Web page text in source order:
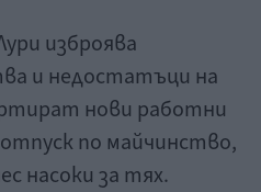
изброява
и недостатъци на
нови работни
по майчинство,
насоки за тях.